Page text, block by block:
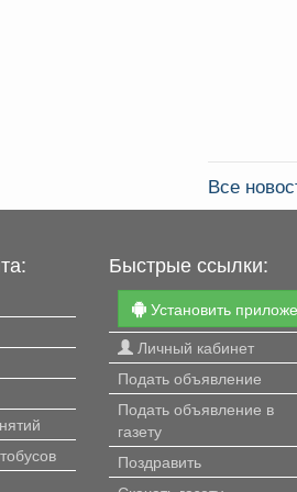
Все
Быстрые ссылки:
Установить
Личный кабинет
Подать объявление
Подать объявление в
газету
Поздравить